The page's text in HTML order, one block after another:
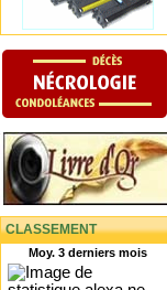
CLASSEMENT
Moy. 3 derniers mois